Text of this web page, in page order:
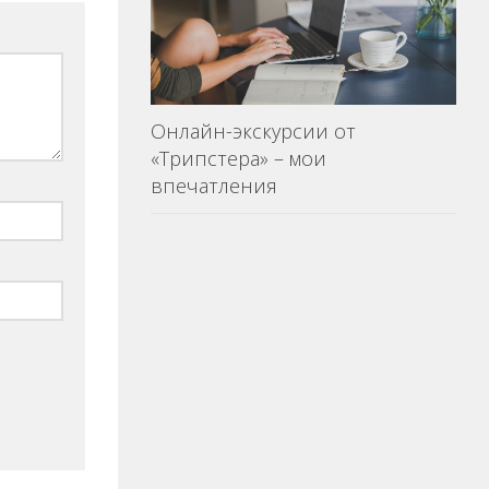
Онлайн-экскурсии от
«Трипстера» – мои
впечатления